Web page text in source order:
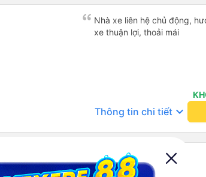
Điểm cộng: Xe xuất bến và
ký. Nhân viên chuyên
sao cho cả app Vexere và
Nhà xe liên hệ chủ động,
xe thuận lợi, thoải mái
Thông tin chi tiết keyboard_arrow_down